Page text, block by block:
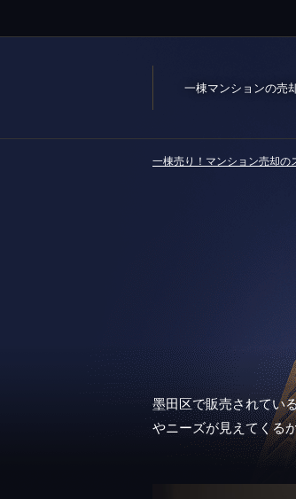
一棟マンションの売
一棟売り！マンション売却の
墨田区で販売されてい
やニーズが見えてくる